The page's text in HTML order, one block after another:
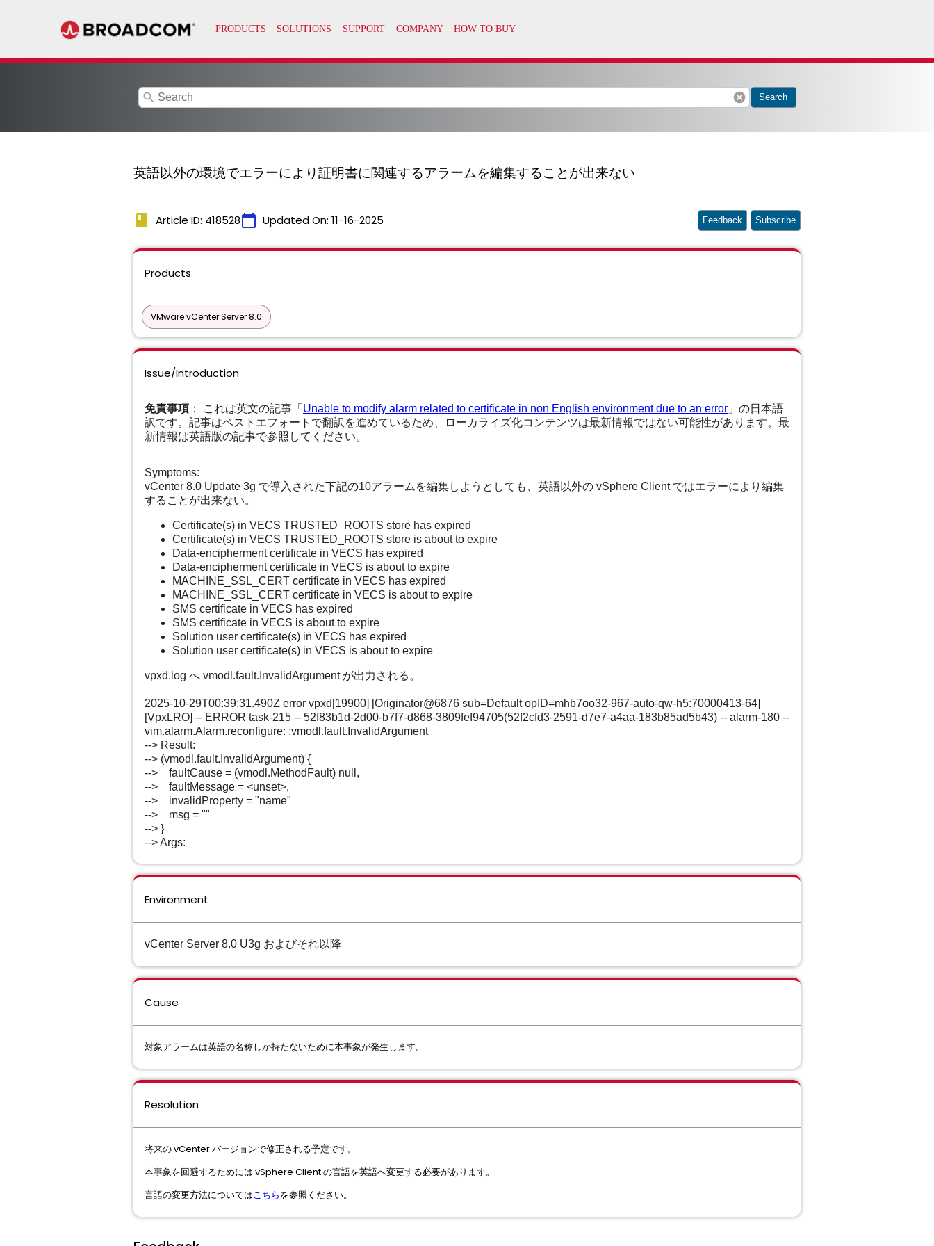
search cancel Search
英語以外の環境でエラーにより証明書に関連するアラームを編集することが出来ない
book Article ID: 418528calendar_today Updated On: 11-16-2025 Feedback Subscribe
Products
VMware vCenter Server 8.0
Issue/Introduction
免責事項 ： これは英文の記事「 Unable to modify alarm related to certificate in non English environment due to an error 」の日本語
訳です。記事はベストエフォートで翻訳を進めているため、ローカライズ化コンテンツは最新情報ではない可能性があります。最
新情報は英語版の記事で参照してください。
Symptoms:
vCenter 8.0 Update 3g で導入された下記の10アラームを編集しようとしても、英語以外の vSphere Client ではエラーにより編集
することが出来ない。
Certificate(s) in VECS TRUSTED_ROOTS store has expired
Certificate(s) in VECS TRUSTED_ROOTS store is about to expire
Data-encipherment certificate in VECS has expired
Data-encipherment certificate in VECS is about to expire
MACHINE_SSL_CERT certificate in VECS has expired
MACHINE_SSL_CERT certificate in VECS is about to expire
SMS certificate in VECS has expired
SMS certificate in VECS is about to expire
Solution user certificate(s) in VECS has expired
Solution user certificate(s) in VECS is about to expire
vpxd.log へ vmodl.fault.InvalidArgument が出力される。
2025-10-29T00:39:31.490Z error vpxd[19900] [Originator@6876 sub=Default opID=mhb7oo32-967-auto-qw-h5:70000413-64]
[VpxLRO] -- ERROR task-215 -- 52f83b1d-2d00-b7f7-d868-3809fef94705(52f2cfd3-2591-d7e7-a4aa-183b85ad5b43) -- alarm-180 --
vim.alarm.Alarm.reconfigure: :vmodl.fault.InvalidArgument
--> Result:
--> (vmodl.fault.InvalidArgument) {
--> faultCause = (vmodl.MethodFault) null,
--> faultMessage = <unset>,
--> invalidProperty = "name"
--> msg = ""
--> }
--> Args:
Environment
vCenter Server 8.0 U3g およびそれ以降
Cause
対象アラームは英語の名称しか持たないために本事象が発生します。
Resolution
将来の vCenter バージョンで修正される予定です。
本事象を回避するためには vSphere Client の言語を英語へ変更する必要があります。
言語の変更方法についてはこちらを参照ください。